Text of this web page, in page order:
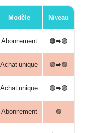
Modèle Niveau
Abonnement 🟠➡️🟣
Achat unique 🟢➡️🟣
Achat unique 🟢➡️🟣
Abonnement 🟣